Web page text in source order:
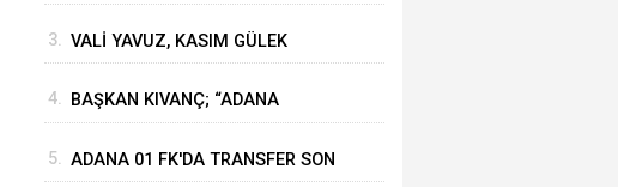
Ödülü
3. VALİ YAVUZ, KASIM GÜLEK
ÇALIŞMALARI İNCELEDİ
4. BAŞKAN KIVANÇ; “ADANA
DOLARA YAKLAŞTI”
5. ADANA 01 FK'DA TRANSFER SON